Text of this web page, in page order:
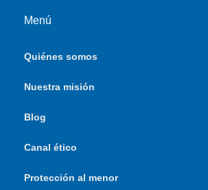
Menú
Quiénes somos
Nuestra misión
Blog
Canal ético
Protección al menor